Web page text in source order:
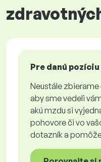
Pre danú
Neustále
aby sme vedeli
akú mzdu si
pohovore či vo
dotazník a